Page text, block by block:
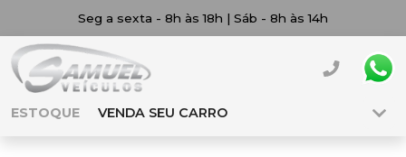
Seg a sexta - 8h às 18h | Sáb - 8h às 14h
ESTOQUE VENDA SEU CARRO